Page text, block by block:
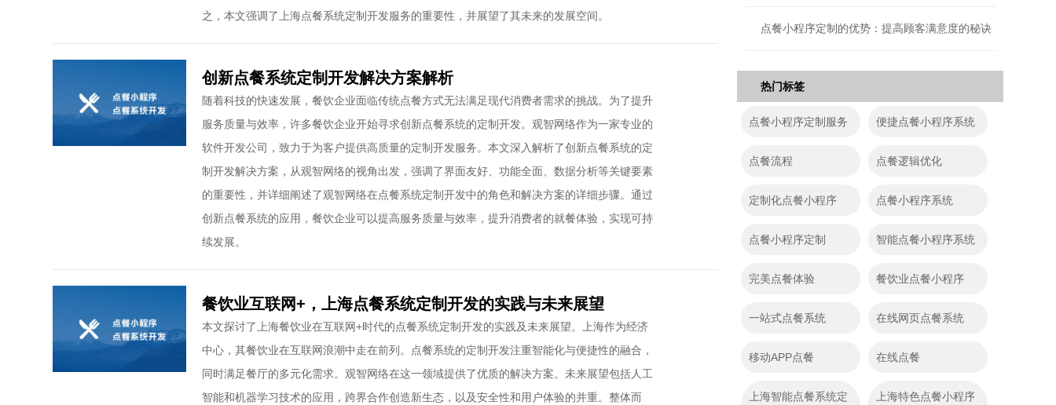
之，本文强调了上海点餐系统定制开发服务的重要性，并展望了其未来的发展空间。
创新点餐系统定制开发解决方案解析
随着科技的快速发展，餐饮企业面临传统点餐方式无法满足现代消费者需求的挑战。为了提升
服务质量与效率，许多餐饮企业开始寻求创新点餐系统的定制开发。观智网络作为一家专业的
软件开发公司，致力于为客户提供高质量的定制开发服务。本文深入解析了创新点餐系统的定
制开发解决方案，从观智网络的视角出发，强调了界面友好、功能全面、数据分析等关键要素
的重要性，并详细阐述了观智网络在点餐系统定制开发中的角色和解决方案的详细步骤。通过
创新点餐系统的应用，餐饮企业可以提高服务质量与效率，提升消费者的就餐体验，实现可持
续发展。
餐饮业互联网+，上海点餐系统定制开发的实践与未来展望
本文探讨了上海餐饮业在互联网+时代的点餐系统定制开发的实践及未来展望。上海作为经济
中心，其餐饮业在互联网浪潮中走在前列。点餐系统的定制开发注重智能化与便捷性的融合，
同时满足餐厅的多元化需求。观智网络在这一领域提供了优质的解决方案。未来展望包括人工
智能和机器学习技术的应用，跨界合作创造新生态，以及安全性和用户体验的并重。整体而
点餐小程序定制的优势：提高顾客满意度的秘诀
热门标签
点餐小程序定制服务 便捷点餐小程序系统
点餐流程 点餐逻辑优化
定制化点餐小程序 点餐小程序系统
点餐小程序定制 智能点餐小程序系统
完美点餐体验 餐饮业点餐小程序
一站式点餐系统 在线网页点餐系统
移动APP点餐 在线点餐
上海智能点餐系统定
上海特色点餐小程序